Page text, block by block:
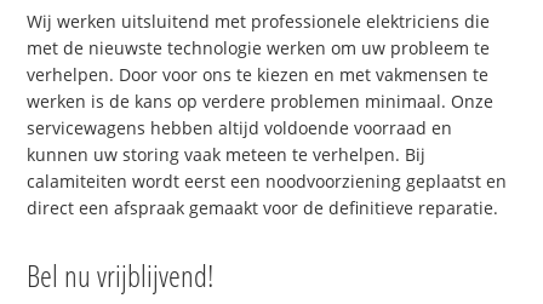
Wij werken uitsluitend met professionele elektriciens die
met de nieuwste technologie werken om uw probleem te
verhelpen. Door voor ons te kiezen en met vakmensen te
werken is de kans op verdere problemen minimaal. Onze
servicewagens hebben altijd voldoende voorraad en
kunnen uw storing vaak meteen te verhelpen. Bij
calamiteiten wordt eerst een noodvoorziening geplaatst en
direct een afspraak gemaakt voor de definitieve reparatie.
Bel nu vrijblijvend!